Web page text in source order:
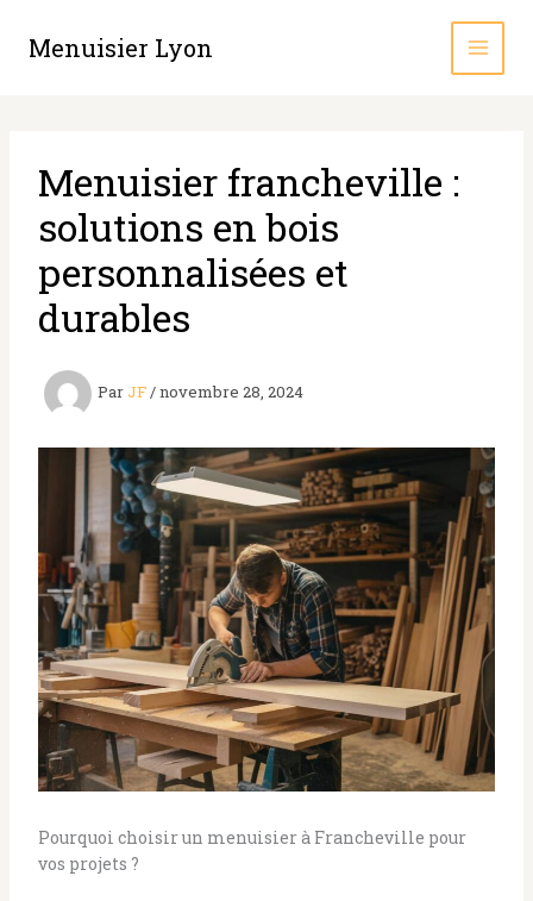
contenu
Menuisier Lyon
Menuisier francheville :
solutions en bois
personnalisées et
durables
Par JF/novembre 28, 2024
Pourquoi choisir un menuisier à Francheville pour
vos projets ?